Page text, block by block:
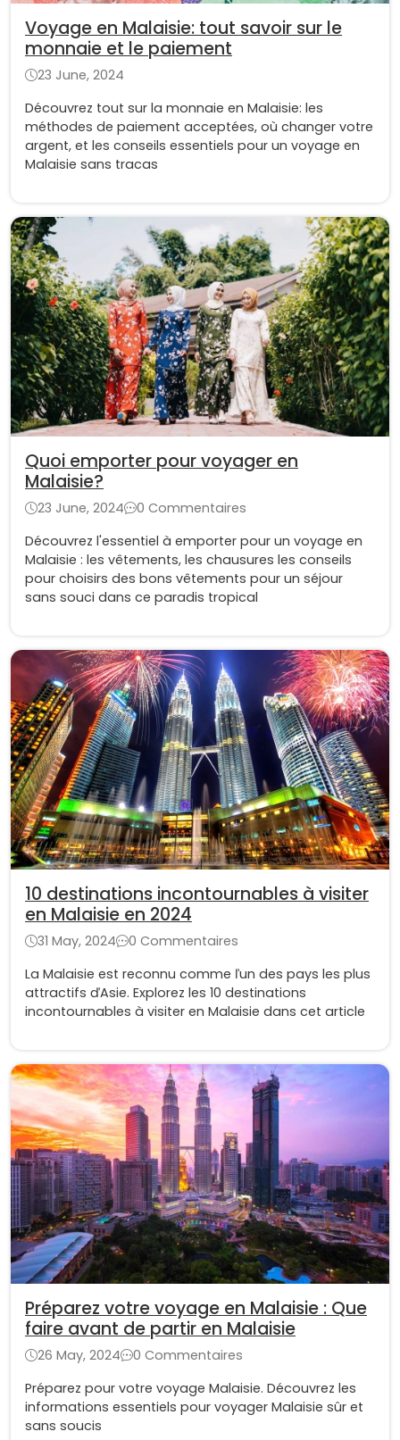
Voyage en Malaisie: tout savoir sur le
monnaie et le paiement
23 June, 2024
Découvrez tout sur la monnaie en Malaisie: les
méthodes de paiement acceptées, où changer votre
argent, et les conseils essentiels pour un voyage en
Malaisie sans tracas
Quoi emporter pour voyager en
Malaisie?
23 June, 2024
0 Commentaires
Découvrez l'essentiel à emporter pour un voyage en
Malaisie : les vêtements, les chausures les conseils
pour choisirs des bons vêtements pour un séjour
sans souci dans ce paradis tropical
10 destinations incontournables à visiter
en Malaisie en 2024
31 May, 2024
0 Commentaires
La Malaisie est reconnu comme ľun des pays les plus
attractifs ďAsie. Explorez les 10 destinations
incontournables à visiter en Malaisie dans cet article
Préparez votre voyage en Malaisie : Que
faire avant de partir en Malaisie
26 May, 2024
0 Commentaires
Préparez pour votre voyage Malaisie. Découvrez les
informations essentiels pour voyager Malaisie sûr et
sans soucis